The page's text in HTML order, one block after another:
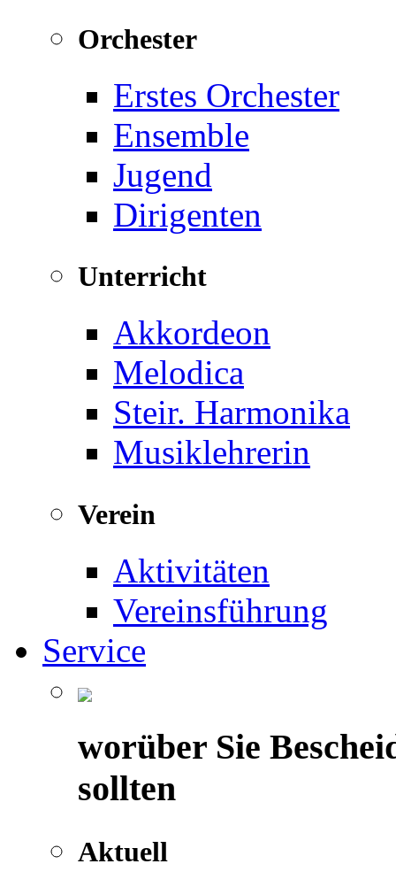
Orchester
Erstes Orchester
Ensemble
Jugend
Dirigenten
Unterricht
Akkordeon
Melodica
Steir. Harmonika
Musiklehrerin
Verein
Aktivitäten
Vereinsführung
Service
worüber Sie
sollten
Aktuell